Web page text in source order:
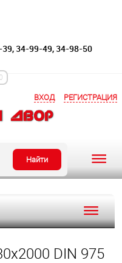
ВХОД РЕГИСТРАЦИЯ
Найти
34-99-49, 34-98-50
0
DIN 975